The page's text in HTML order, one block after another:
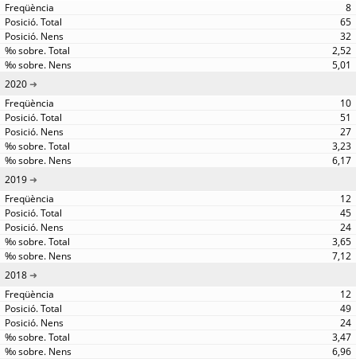
8
65
32
2,52
5,01
2020
10
51
27
3,23
6,17
2019
12
45
24
3,65
7,12
2018
12
49
24
3,47
6,96